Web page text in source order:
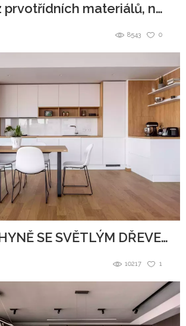
Kuchyně z prvotřídních materiálů, navždy jako nová
0
8543
BÍLÁ KUCHYNĚ SE SVĚTLÝM DŘEVEM
1
10217